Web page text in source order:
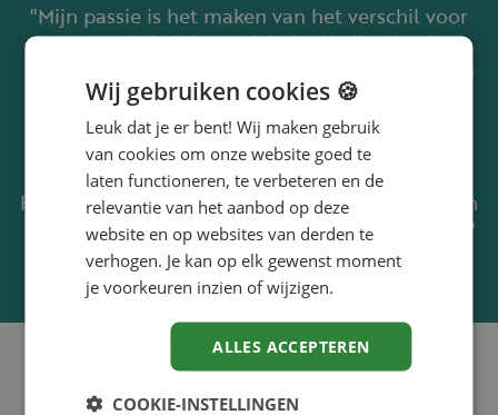
"Mijn passie is het maken van het verschil voor
mensen. Ik heb het geluk dat ik dit elke dag
vanuit mijn werk vanuit de Driessen Foundation
mag doen. Met onze projecten gooien we dat
eerste steentje om een verandering te maken
voor mensen met een kwetsbare
arbeidsmarktpositie, waarmee we als Driessen
Foundation uiteindelijk écht het verschil kunnen
maken voor de persoon en zijn/haar omgeving."
Wij gebruiken cookies 🍪
Leuk dat je er bent! Wij maken gebruik
van cookies om onze website goed te
laten functioneren, te verbeteren en de
relevantie van het aanbod op deze
website en op websites van derden te
verhogen. Je kan op elk gewenst moment
je voorkeuren inzien of wijzigen.
ALLES ACCEPTEREN
COOKIE-INSTELLINGEN